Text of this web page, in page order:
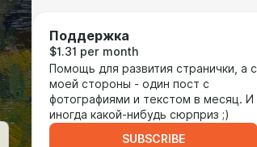
Поддержка
$1.31 per month
Помощь для развития странички, а с
моей стороны - один пост с
фотографиями и текстом в месяц. И
иногда какой-нибудь сюрприз ;)
SUBSCRIBE